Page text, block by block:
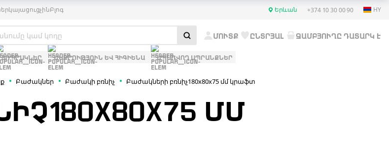
Բլոգ Երևան +374 10 30 00 90 HY
ՄՈՒՏՔ ԸՆՏՐՅԱԼ ԶԱՄԲՅՈՒՂԸ ԴԱՏԱՐԿ Է
ՏՈՊՐԱԿՆԵՐ ՄԱՔՐՈՒԹՅՈՒՆ ԵՎ ՀԻԳԻԵՆԱ ՍՊԱՌՎՈՂ ԱՊՐԱՆՔՆԵՐ
Բաժակներ Բաժակի բռնիչ Բաժակների բռնիչ180x80x75 մմ կրաֆտ
ՄՄ